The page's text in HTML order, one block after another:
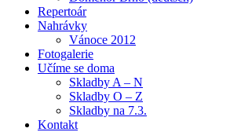
Repertoár
Nahrávky
Vánoce 2012
Fotogalerie
Učíme se doma
Skladby A – N
Skladby O – Z
Skladby na 7.3.
Kontakt